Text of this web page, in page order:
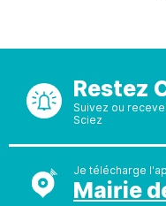
Restez
Suivez ou
Sciez
Je télécharge
Mairie